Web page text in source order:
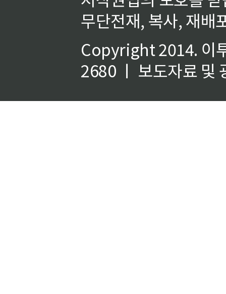
무단전재, 복사, 재배
Copyright 2014. 이
2680 ㅣ 보도자료